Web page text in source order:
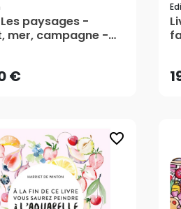
paysages -
mer, campagne -
€
€
AJOUTER AU PANIER
favorite_border